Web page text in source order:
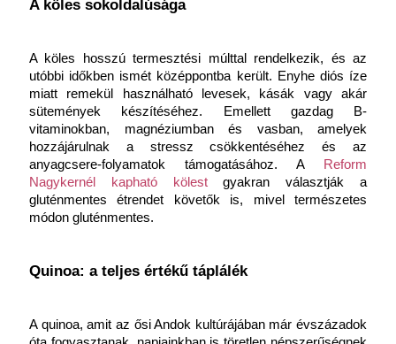
A köles sokoldalúsága
A köles hosszú termesztési múlttal rendelkezik, és az
utóbbi időkben ismét középpontba került. Enyhe diós íze
miatt remekül használható levesek, kásák vagy akár
sütemények készítéséhez. Emellett gazdag B-
vitaminokban, magnéziumban és vasban, amelyek
hozzájárulnak a stressz csökkentéséhez és az
anyagcsere-folyamatok támogatásához. A
Reform
Nagykernél kapható kölest
gyakran választják a
gluténmentes étrendet követők is, mivel természetes
módon gluténmentes.
Quinoa: a teljes értékű táplálék
A quinoa, amit az ősi Andok kultúrájában már évszázadok